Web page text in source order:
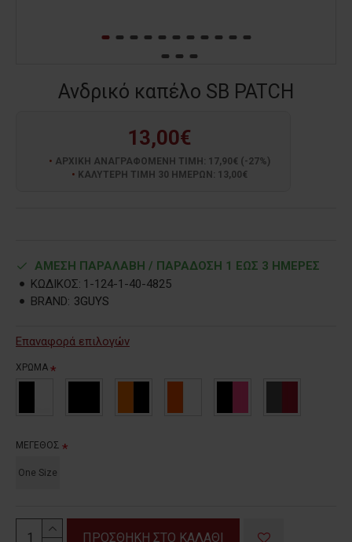
Ανδρικό καπέλο SB PATCH
13,00€
ΑΡΧΙΚΗ ΑΝΑΓΡΑΦΟΜΕΝΗ ΤΙΜΗ: 17,90€ (-27%)
ΚΑΛΥΤΕΡΗ ΤΙΜΗ 30 ΗΜΕΡΩΝ: 13,00€
Επαναφορά επιλογών
ΧΡΩΜΑ
ΜΕΓΕΘΟΣ
One Size
ΠΡΟΣΘΗΚΗ ΣΤΟ ΚΑΛΑΘΙ
ΑΜΕΣΗ ΠΑΡΑΛΑΒΗ / ΠΑΡΑΔOΣΗ 1 ΕΩΣ 3 ΗΜΕΡΕΣ
ΚΩΔΙΚΟΣ: 1-124-1-40-4825
BRAND: 3GUYS